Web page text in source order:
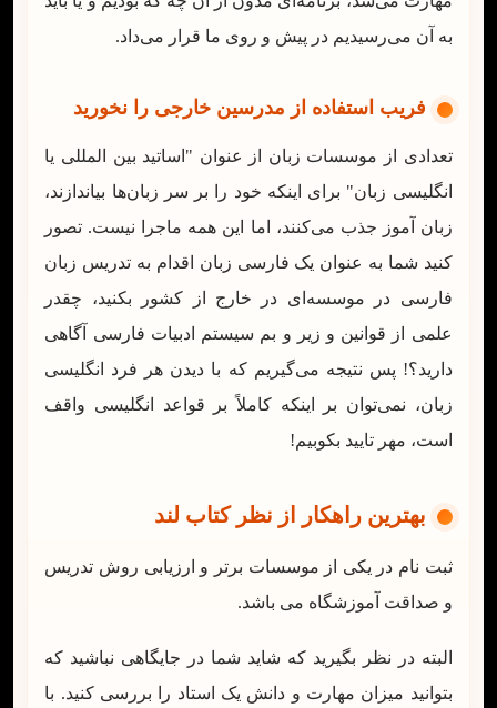
به آن می‌رسیدیم در پیش و روی ما قرار می‌داد.
فریب استفاده از مدرسین خارجی را نخورید
تعدادی از موسسات زبان از عنوان "اساتید بین المللی یا
انگلیسی زبان" برای اینکه خود را بر سر زبان‌ها بیاندازند،
زبان آموز جذب می‌کنند، اما این همه ماجرا نیست. تصور
کنید شما به عنوان یک فارسی زبان اقدام به تدریس زبان
فارسی در موسسه‌ای در خارج از کشور بکنید، چقدر
علمی از قوانین و زیر و بم سیستم ادبیات فارسی آگاهی
دارید؟! پس نتیجه می‌گیریم که با دیدن هر فرد انگلیسی
زبان، نمی‌توان بر اینکه کاملاً بر قواعد انگلیسی واقف
است، مهر تایید بکوبیم!
بهترین راهکار از نظر کتاب لند
ثبت نام در یکی از موسسات برتر و ارزیابی روش تدریس
و صداقت آموزشگاه می باشد.
البته در نظر بگیرید که شاید شما در جایگاهی نباشید که
بتوانید میزان مهارت و دانش یک استاد را بررسی کنید. با